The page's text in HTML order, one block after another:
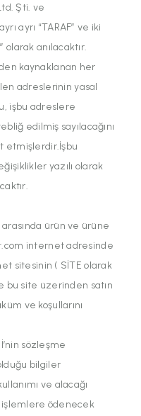
Şti. ve
ayrı “TARAF” ve iki
olarak anılacaktır.
kaynaklanan her
adreslerinin yasal
işbu adreslere
edilmiş sayılacağını
etmişlerdir.İşbu
yazılı olarak
ürün ve ürüne
internet adresinde
sitesinin ( SİTE olarak
bu site üzerinden satın
ve koşullarını
sözleşme
bilgiler
ve alacağı
ödenecek